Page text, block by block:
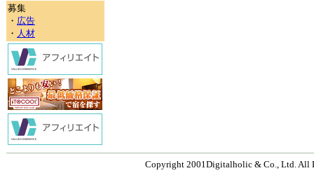
募集
・ 広告
・ 人材
Copyright 2001Digitalholic & Co., Ltd. All